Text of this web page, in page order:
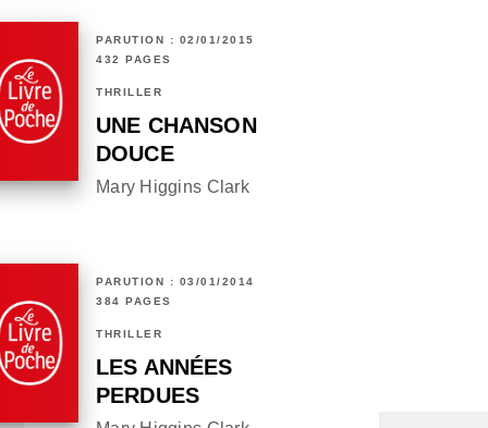
PARUTION : 02/01/2015
432 PAGES
THRILLER
UNE CHANSON
DOUCE
Mary Higgins Clark
PARUTION : 03/01/2014
384 PAGES
THRILLER
LES ANNÉES
PERDUES